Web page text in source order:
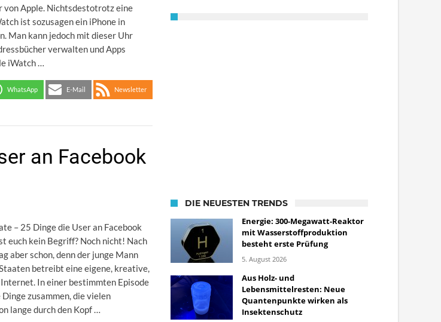
von Apple. Nichtsdestotrotz eine
ist sozusagen ein iPhone in
Man kann jedoch mit dieser Uhr
verwalten und Apps
iWatch …
WhatsApp E-Mail Newsletter
an Facebook
– 25 Dinge die User an Facebook
euch kein Begriff? Noch nicht! Nach
aber schon, denn der junge Mann
betreibt eine eigene, kreative,
Internet. In einer bestimmten Episode
zusammen, die vielen
lange durch den Kopf …
DIE NEUESTEN TRENDS
Energie: 300-Megawatt-Reaktor
mit Wasserstoffproduktion
besteht erste Prüfung
5. August 2026
Aus Holz- und
Lebensmittelresten: Neue
Quantenpunkte wirken als
Insektenschutz